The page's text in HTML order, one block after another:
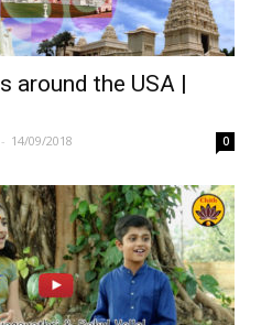
around the USA |
- 14/09/2018 0